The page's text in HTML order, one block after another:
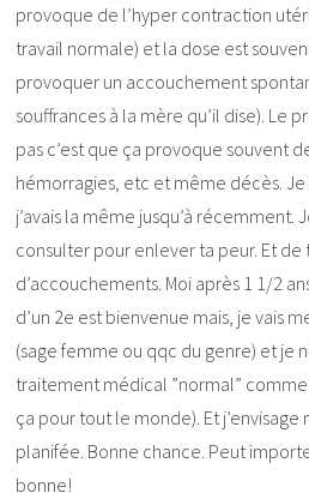
provoque de l’hyper contraction
travail normale) et la dose est
provoquer un accouchement
souffrances à la mère qu’il dise). Le
pas c’est que ça provoque souvent
hémorragies, etc et même décès.
j’avais la même jusqu’à récemment.
consulter pour enlever ta peur. Et de
d’accouchements. Moi après 1 1/2
d’un 2e est bienvenue mais, je vais
(sage femme ou qqc du genre) et je
traitement médical ”normal”
ça pour tout le monde). Et
planifée. Bonne chance. Peut
bonne!